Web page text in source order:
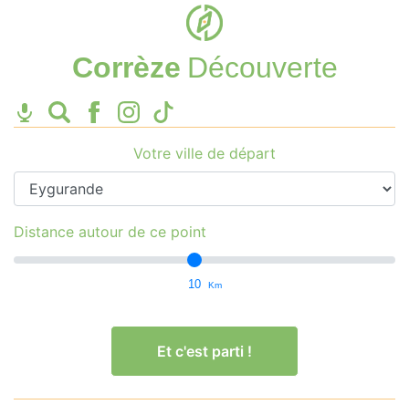
Corrèze Découverte
Votre ville de départ
Distance autour de ce point
10 Km
Et c'est parti !